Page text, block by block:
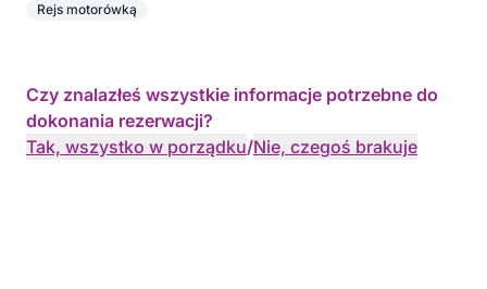
Rejs motorówką
Czy znalazłeś wszystkie informacje potrzebne do
dokonania rezerwacji?
Tak, wszystko w porządku/Nie, czegoś brakuje